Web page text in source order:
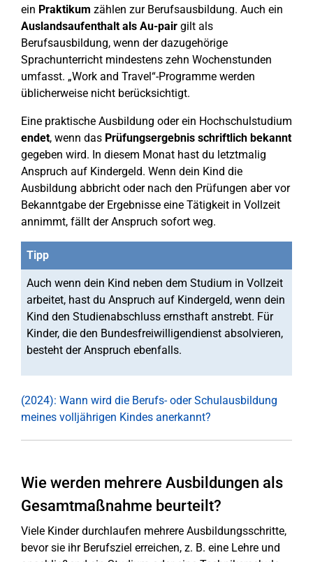
ein Praktikum zählen zur Berufsausbildung. Auch ein
Auslandsaufenthalt als Au-pair gilt als
Berufsausbildung, wenn der dazugehörige
Sprachunterricht mindestens zehn Wochenstunden
umfasst. „Work and Travel“-Programme werden
üblicherweise nicht berücksichtigt.
Eine praktische Ausbildung oder ein Hochschulstudium
endet, wenn das Prüfungsergebnis schriftlich bekannt
gegeben wird. In diesem Monat hast du letztmalig
Anspruch auf Kindergeld. Wenn dein Kind die
Ausbildung abbricht oder nach den Prüfungen aber vor
Bekanntgabe der Ergebnisse eine Tätigkeit in Vollzeit
annimmt, fällt der Anspruch sofort weg.
Tipp
Auch wenn dein Kind neben dem Studium in Vollzeit
arbeitet, hast du Anspruch auf Kindergeld, wenn dein
Kind den Studienabschluss ernsthaft anstrebt. Für
Kinder, die den Bundesfreiwilligendienst absolvieren,
besteht der Anspruch ebenfalls.
(2024): Wann wird die Berufs- oder Schulausbildung
meines volljährigen Kindes anerkannt?
Wie werden mehrere Ausbildungen als
Gesamtmaßnahme beurteilt?
Viele Kinder durchlaufen mehrere Ausbildungsschritte,
bevor sie ihr Berufsziel erreichen, z. B. eine Lehre und